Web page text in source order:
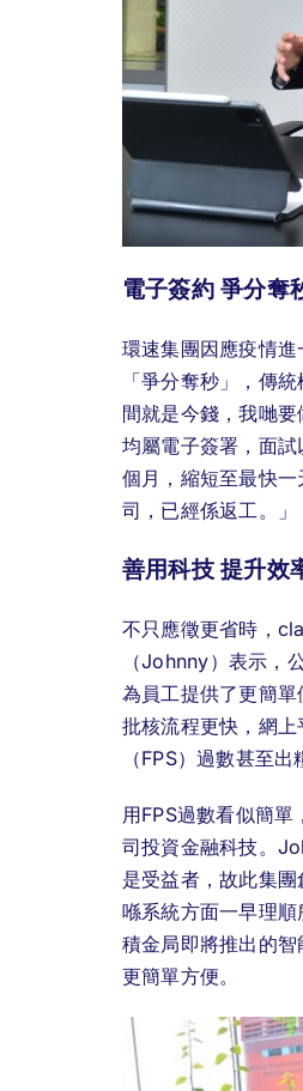
電子簽約 爭分奪
環速集團因應疫情
「爭分奪秒」，傳
間就是今錢，我哋
均屬電子簽署，面
個月，縮短至最快
司，已經係返工。」
善用科技 提升效
不只應徵更省時，
（Johnny）表示，
為員工提供了更簡
批核流程更快，網
（FPS）過數甚至出
用FPS過數看似簡
司投資金融科技。
是受益者，故此集
喺系統方面一早理
積金局即將推出的
更簡單方便。